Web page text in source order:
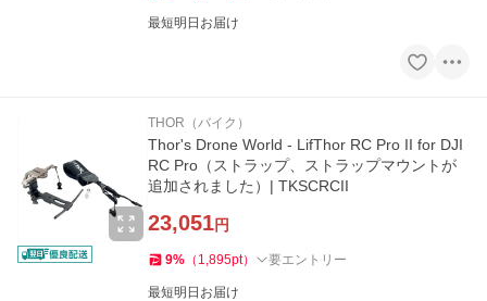
最短明日お届け
THOR（バイク）
Thor's Drone World - LifThor RC Pro II for DJI
RC Pro（ストラップ、ストラップマウントが
追加されました）| TKSCRCII
23,051円
9% （ 1,895pt） 要エントリー
最短明日お届け